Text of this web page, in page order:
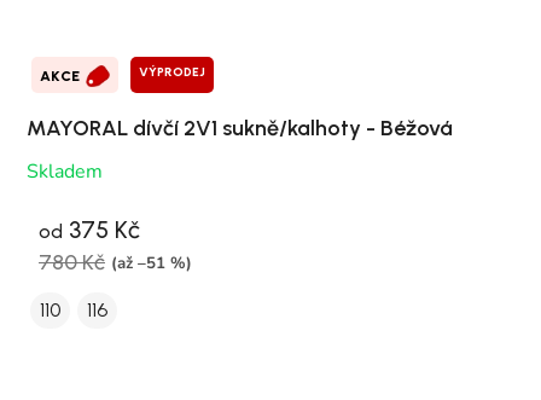
AKCE VÝPRODEJ
MAYORAL dívčí 2V1 sukně/kalhoty - Béžová
Skladem
od 375 Kč
780 Kč (až –51 %)
110 116